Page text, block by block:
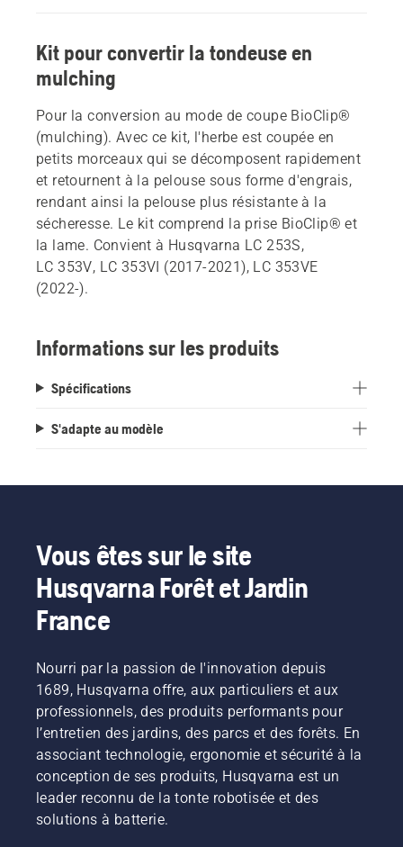
Kit pour convertir la tondeuse en
mulching
Pour la conversion au mode de coupe BioClip®
(mulching). Avec ce kit, l'herbe est coupée en
petits morceaux qui se décomposent rapidement
et retournent à la pelouse sous forme d'engrais,
rendant ainsi la pelouse plus résistante à la
sécheresse. Le kit comprend la prise BioClip® et
la lame. Convient à Husqvarna LC 253S,
LC 353V, LC 353VI (2017-2021), LC 353VE
(2022-).
Informations sur les produits
Spécifications
S'adapte au modèle
Vous êtes sur le site
Husqvarna Forêt et Jardin
France
Nourri par la passion de l'innovation depuis
1689, Husqvarna offre, aux particuliers et aux
professionnels, des produits performants pour
l’entretien des jardins, des parcs et des forêts. En
associant technologie, ergonomie et sécurité à la
conception de ses produits, Husqvarna est un
leader reconnu de la tonte robotisée et des
solutions à batterie.